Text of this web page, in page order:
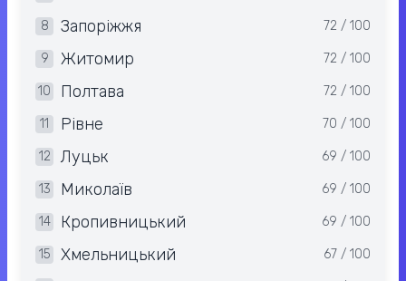
8 Запоріжжя 72 / 100
9 Житомир 72 / 100
10 Полтава 72 / 100
11 Рівне 70 / 100
12 Луцьк 69 / 100
13 Миколаїв 69 / 100
14 Кропивницький 69 / 100
15 Хмельницький 67 / 100